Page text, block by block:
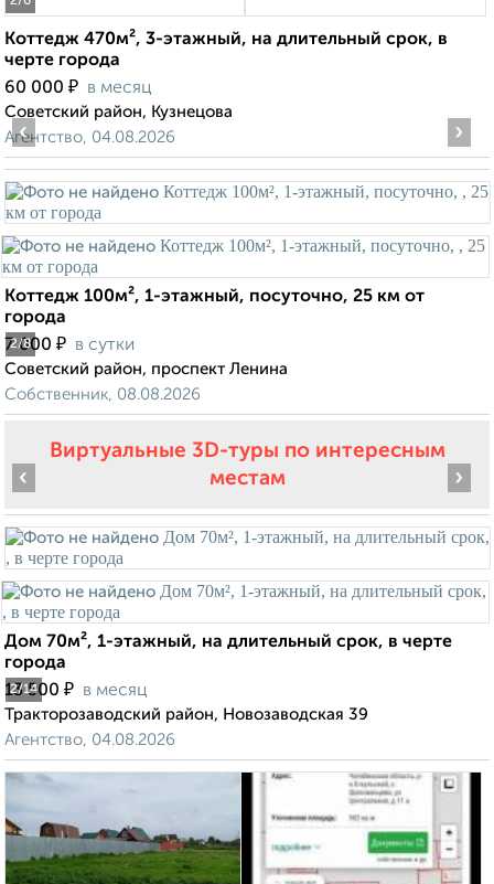
Коттедж 470м², 3-этажный, на длительный срок, в
черте города
60 000 ₽ в месяц
Советский район, Кузнецова
Агентство, 04.08.2026
2/8
‹ ›
Коттедж 100м², 1-этажный, посуточно, 25 км от
города
7 000 ₽ в сутки
Советский район, проспект Ленина
Собственник, 08.08.2026
Виртуальные 3D-туры по интересным
местам
2/14
‹ ›
Дом 70м², 1-этажный, на длительный срок, в черте
города
13 500 ₽ в месяц
Тракторозаводский район, Новозаводская 39
Агентство, 04.08.2026